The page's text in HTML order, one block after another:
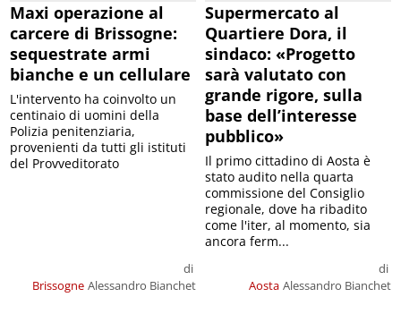
Maxi operazione al
carcere di Brissogne:
sequestrate armi
bianche e un cellulare
Brissogne
di
Alessandro Bianchet
L'intervento ha coinvolto un
centinaio di uomini della
Polizia penitenziaria,
provenienti da tutti gli istituti
del Provveditorato
Supermercato al
Quartiere Dora, il
sindaco: «Progetto
sarà valutato con
grande rigore, sulla
base dell’interesse
pubblico»
Aosta
di
Alessandro Bianchet
Il primo cittadino di Aosta è
stato audito nella quarta
commissione del Consiglio
regionale, dove ha ribadito
come l'iter, al momento, sia
ancora ferm...